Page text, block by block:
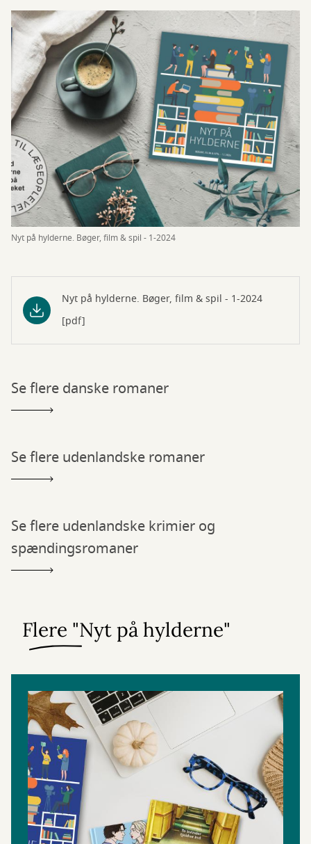
Nyt på hylderne. Bøger, film & spil - 1-2024
Nyt på hylderne. Bøger, film & spil - 1-2024
[pdf]
Se flere danske romaner
Se flere udenlandske romaner
Se flere udenlandske krimier og
spændingsromaner
Flere "Nyt på hylderne"